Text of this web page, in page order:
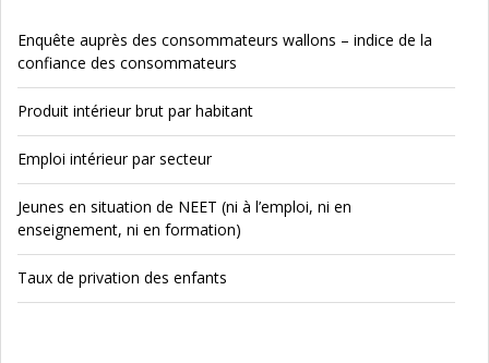
Enquête auprès des consommateurs wallons – indice de la
confiance des consommateurs
Produit intérieur brut par habitant
Emploi intérieur par secteur
Jeunes en situation de NEET (ni à l’emploi, ni en
enseignement, ni en formation)
Taux de privation des enfants